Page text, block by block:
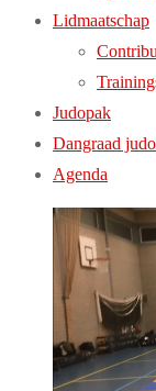
Lidmaatschap
Judopak
Dangraad judo
Agenda